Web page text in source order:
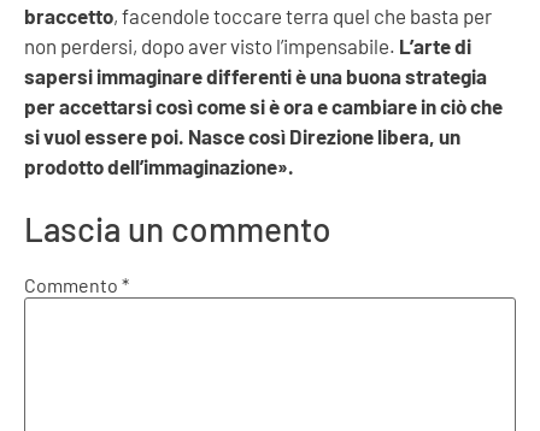
braccetto, facendole toccare terra quel che basta per
non perdersi, dopo aver visto l’impensabile. L’arte di
sapersi immaginare differenti è una buona strategia
per accettarsi così come si è ora e cambiare in ciò che
si vuol essere poi. Nasce così Direzione libera, un
prodotto dell’immaginazione».
Lascia un commento
Commento *